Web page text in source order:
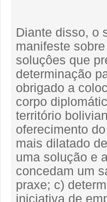
Diante disso, o
manifeste
soluçôes que
determinação
obrigado a
corpo
território
oferecimento
mais dilatado
uma solução e
concedam um
praxe; c)
iniciativa de